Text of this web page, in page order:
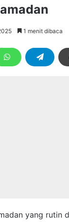
1 menit dibaca
yang rutin